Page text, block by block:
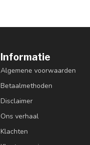
Informatie
Algemene voorwaarden
Betaalmethoden
Disclaimer
Ons verhaal
Klachten